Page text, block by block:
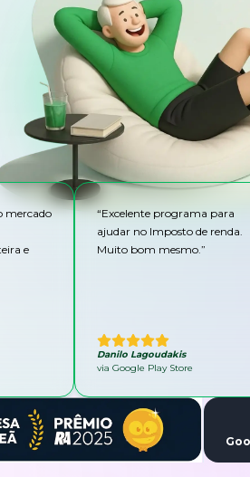
mercado
e
“Excelente programa para
ajudar no Imposto de renda.
Muito bom mesmo.”
Danilo Lagoudakis
via Google Play Store